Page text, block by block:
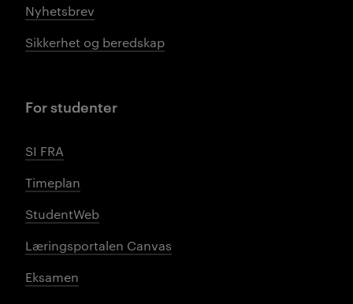
Nyhetsbrev
Sikkerhet og beredskap
For studenter
SI FRA
Timeplan
StudentWeb
Læringsportalen Canvas
Eksamen